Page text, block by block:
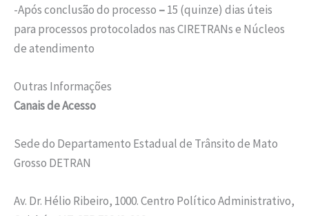
-Após conclusão do processo –15 (quinze) dias úteis
para processos protocolados nas CIRETRANs e Núcleos
de atendimento
Outras Informações
Canais de Acesso
Sede do Departamento Estadual de Trânsito de Mato
Grosso DETRAN
Av. Dr. Hélio Ribeiro, 1000. Centro Político Administrativo,